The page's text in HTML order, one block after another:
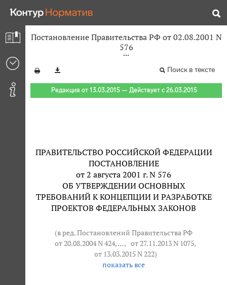
Постановление Правительства РФ от 02.08.2001 N
576
Поиск в тексте
Редакция от 13.03.2015 — Действует с 26.03.2015
ПРАВИТЕЛЬСТВО РОССИЙСКОЙ ФЕДЕРАЦИИ
ПОСТАНОВЛЕНИЕ
от 2 августа 2001 г. N 576
ОБ УТВЕРЖДЕНИИ ОСНОВНЫХ
ТРЕБОВАНИЙ К КОНЦЕПЦИИ И РАЗРАБОТКЕ
ПРОЕКТОВ ФЕДЕРАЛЬНЫХ ЗАКОНОВ
(в ред. Постановлений Правительства РФ
от 20.08.2004 N 424, … , от 27.11.2013 N 1075,
от 13.03.2015 N 222)
показать все